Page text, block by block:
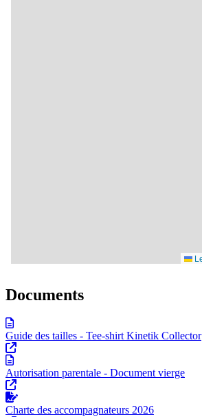
Documents
Guide des tailles - Tee-shirt Kinetik Collector
Autorisation parentale - Document vierge
Charte des accompagnateurs 2026